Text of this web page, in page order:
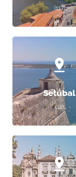
(117)
Setúbal
(12)